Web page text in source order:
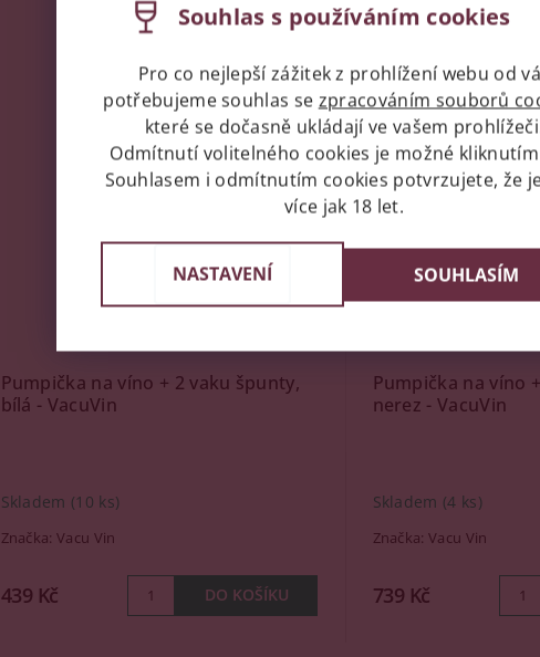
Podobné produkty
Kód:37145
Pumpička na víno + 2 vaku špunty,
bílá - VacuVin
Skladem (10 ks)
Značka:Vacu Vin
439 Kč
Pumpička na víno
nerez - VacuVin
Skladem (4 ks)
Značka:Vacu Vin
739 Kč
Souhlas s používáním cookies
Pro co nejlepší zážitek z prohlížení webu od
potřebujeme souhlas se zpracováním souborů
které se dočasně ukládají ve vašem
Odmítnutí volitelného cookies je možné
Souhlasem i odmítnutím cookies potvrzujete, že
více jak 18 let.
NASTAVENÍ SOUHLASÍM